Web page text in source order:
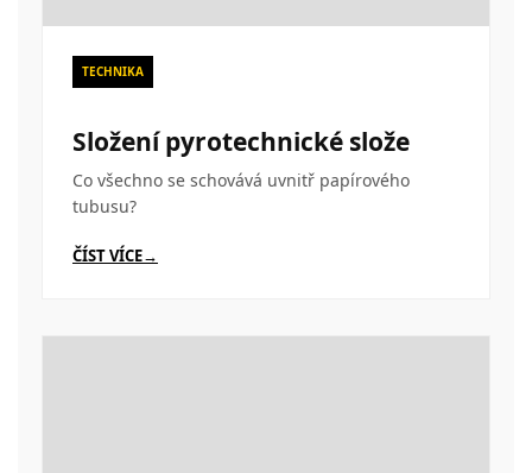
TECHNIKA
Složení pyrotechnické slože
Co všechno se schovává uvnitř papírového
tubusu?
ČÍST VÍCE